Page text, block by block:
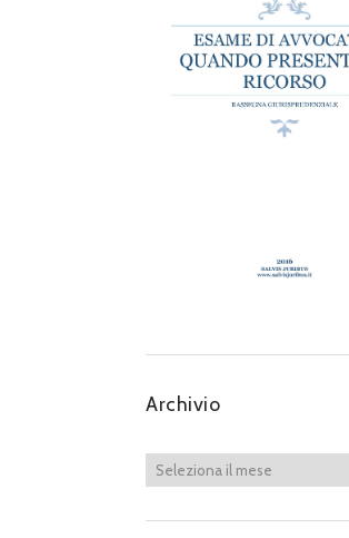
Archivio